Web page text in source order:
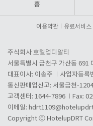
홈
이용약관 유료서비스
주식회사 호텔업디알티
서울특별시 금천구 가산동 691
대표이사: 이송주
사업자등
통신판매업신고: 서울금천-
고객센터: 1644-7896
Fax:
이메일:
Copyright ⓒ HotelupDRT